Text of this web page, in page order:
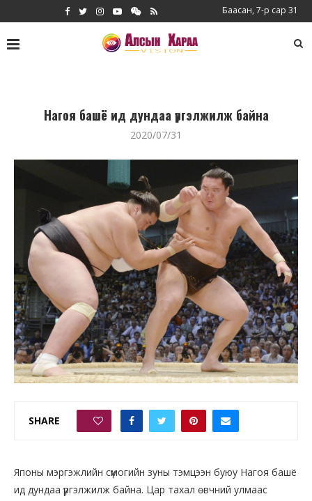
Баасан, 7-р сар 31
Нагоя башё ид дундаа үргэлжилж байна
2020/07/31
SHARE
Японы мэргэжлийн сүмогийн зуны тэмцээн буюу Нагоя башё
ид дундаа үргэлжилж байна. Цар тахал өвчний улмаас